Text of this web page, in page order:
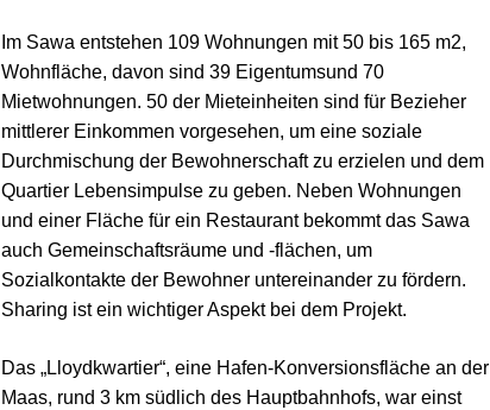
Im Sawa entstehen 109 Wohnungen mit 50 bis 165 m2,
Wohnfläche, davon sind 39 Eigentumsund 70
Mietwohnungen. 50 der Mieteinheiten sind für Bezieher
mittlerer Einkommen vorgesehen, um eine soziale
Durchmischung der Bewohnerschaft zu erzielen und dem
Quartier Lebensimpulse zu geben. Neben Wohnungen
und einer Fläche für ein Restaurant bekommt das Sawa
auch Gemeinschaftsräume und -flächen, um
Sozialkontakte der Bewohner untereinander zu fördern.
Sharing ist ein wichtiger Aspekt bei dem Projekt.
Das „Lloydkwartier“, eine Hafen-Konversionsfläche an der
Maas, rund 3 km südlich des Hauptbahnhofs, war einst